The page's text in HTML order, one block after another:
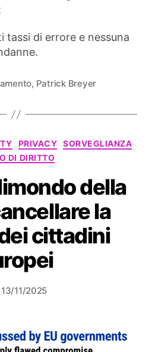
tassi di errore e nessuna
, Patrick Breyer
Categorie
PRIVACY SORVEGLIANZA
DI DIRITTO
della
la
cittadini
13/11/2025